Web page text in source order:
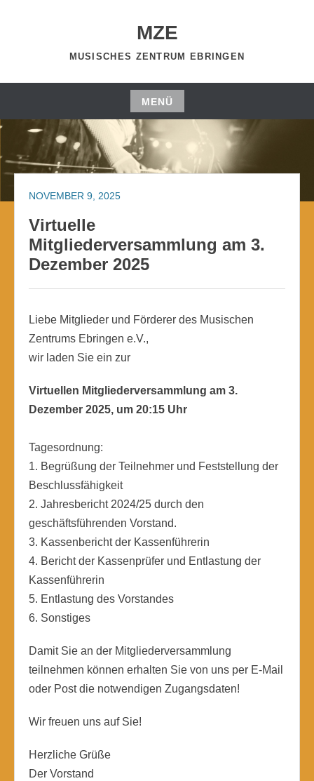
MZE
MUSISCHES ZENTRUM EBRINGEN
MENÜ
Zum
springen
NOVEMBER 9, 2025
Virtuelle
Mitgliederversammlung am 3.
Dezember 2025
Liebe Mitglieder und Förderer des Musischen
Zentrums Ebringen e.V.,
wir laden Sie ein zur
Virtuellen Mitgliederversammlung am 3.
Dezember 2025, um 20:15 Uhr
Tagesordnung:
1. Begrüßung der Teilnehmer und Feststellung der
Beschlussfähigkeit
2. Jahresbericht 2024/25 durch den
geschäftsführenden Vorstand.
3. Kassenbericht der Kassenführerin
4. Bericht der Kassenprüfer und Entlastung der
Kassenführerin
5. Entlastung des Vorstandes
6. Sonstiges
Damit Sie an der Mitgliederversammlung
teilnehmen können erhalten Sie von uns per E-Mail
oder Post die notwendigen Zugangsdaten!
Wir freuen uns auf Sie!
Herzliche Grüße
Der Vorstand